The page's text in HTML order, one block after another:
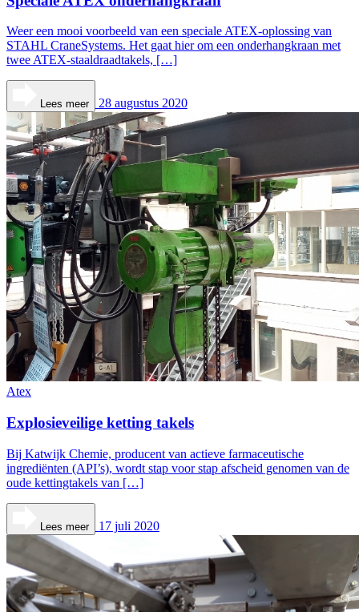
Weer een mooi voorbeeld van een speciale ATEX-oplossing van
STAHL CraneSystems. Het gaat hier om een onderhangkraan met
twee ATEX-staaldraadtakels, […]
Lees meer 28 augustus 2020
Atex
Explosieveilige ketting takels
Bij Katwijk Chemie, producent van actieve farmaceutische
ingrediënten (API’s), wordt stap voor stap afscheid genomen van de
oude kettingtakels van […]
Lees meer 17 juli 2020